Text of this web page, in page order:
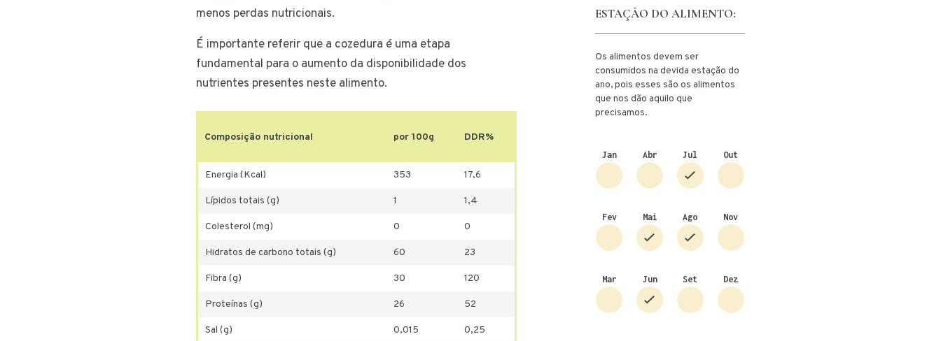
menos perdas nutricionais.
É importante referir que a cozedura é uma etapa
fundamental para o aumento da disponibilidade dos
nutrientes presentes neste alimento.
Composição nutricional por 100g DDR%
Energia (Kcal) 353 17,6
Lípidos totais (g) 1 1,4
Colesterol (mg) 0 0
Hidratos de carbono totais (g) 60 23
Fibra (g) 30 120
Proteínas (g) 26 52
Sal (g) 0,015 0,25
ESTAÇÃO DO ALIMENTO:
Os alimentos devem ser
consumidos na devida estação do
ano, pois esses são os alimentos
que nos dão aquilo que
precisamos.
Jan
Fev
Mar
Abr
Mai
Jun
Jul
Ago
Set
Out
Nov
Dez